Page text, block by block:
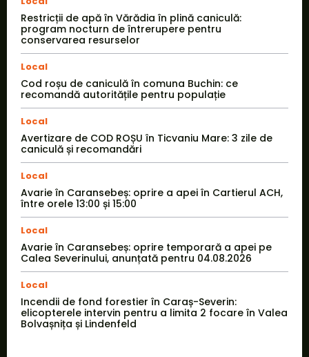
Restricții de apă în Vărădia în plină caniculă:
program nocturn de întrerupere pentru
conservarea resurselor
Local
Cod roșu de caniculă în comuna Buchin: ce
recomandă autoritățile pentru populație
Local
Avertizare de COD ROȘU în Ticvaniu Mare: 3 zile de
caniculă și recomandări
Local
Avarie în Caransebeș: oprire a apei în Cartierul ACH,
între orele 13:00 și 15:00
Local
Avarie în Caransebeș: oprire temporară a apei pe
Calea Severinului, anunțată pentru 04.08.2026
Local
Incendii de fond forestier în Caraș-Severin:
elicopterele intervin pentru a limita 2 focare în Valea
Bolvașnița și Lindenfeld